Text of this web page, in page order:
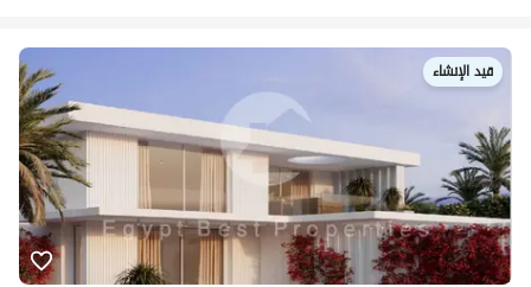
قيد الإنشاء